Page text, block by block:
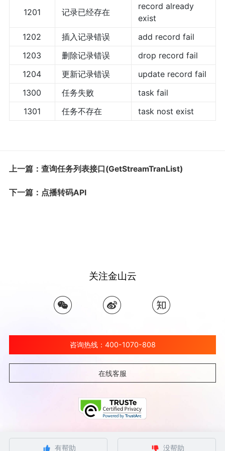
1201 记录已经存在
record already
exist
1202
插入记录错误
add record fail
1203
删除记录错误
drop record fail
1204
更新记录错误
update record fail
1300
任务失败
task fail
1301
任务不存在 task nost exist
上一篇：查询任务列表接口(GetStreamTranList)
下一篇：点播转码API
有帮助 没帮助
关注金山云
咨询热线：400-1070-808
在线客服
©北京金山云网络技术有限公司 2026 Ksyun All Rights Reserved Kingsoft Corp.